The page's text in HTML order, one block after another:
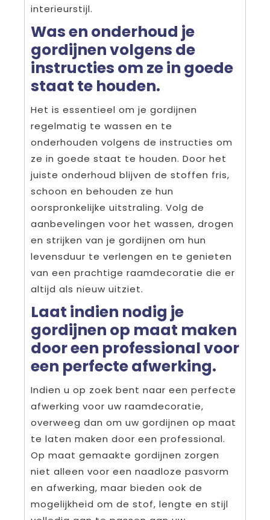
interieurstijl.
Was en onderhoud je
gordijnen volgens de
instructies om ze in goede
staat te houden.
Het is essentieel om je gordijnen
regelmatig te wassen en te
onderhouden volgens de instructies om
ze in goede staat te houden. Door het
juiste onderhoud blijven de stoffen fris,
schoon en behouden ze hun
oorspronkelijke uitstraling. Volg de
aanbevelingen voor het wassen, drogen
en strijken van je gordijnen om hun
levensduur te verlengen en te genieten
van een prachtige raamdecoratie die er
altijd als nieuw uitziet.
Laat indien nodig je
gordijnen op maat maken
door een professional voor
een perfecte afwerking.
Indien u op zoek bent naar een perfecte
afwerking voor uw raamdecoratie,
overweeg dan om uw gordijnen op maat
te laten maken door een professional.
Op maat gemaakte gordijnen zorgen
niet alleen voor een naadloze pasvorm
en afwerking, maar bieden ook de
mogelijkheid om de stof, lengte en stijl